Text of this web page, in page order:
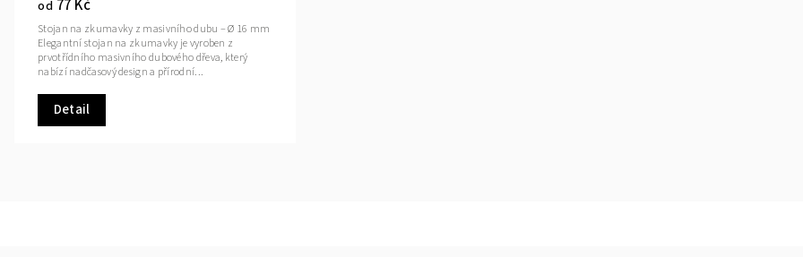
od 77 Kč
Detail
Stojan na zkumavky z masivního dubu – Ø 16 mm
Elegantní stojan na zkumavky je vyroben z
prvotřídního masivního dubového dřeva, který
nabízí nadčasový design a přírodní...